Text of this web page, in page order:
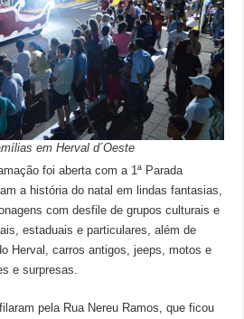
em Herval d´Oeste
foi aberta com a 1ª Parada
a história do natal em lindas fantasias,
com desfile de grupos culturais e
estaduais e particulares, além de
Herval, carros antigos, jeeps, motos e
e surpresas.
pela Rua Nereu Ramos, que ficou